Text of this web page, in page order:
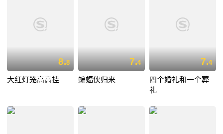
8.8
大红灯笼高高挂
7.4
蝙蝠侠归来
7.4
四个婚礼和一个葬
礼